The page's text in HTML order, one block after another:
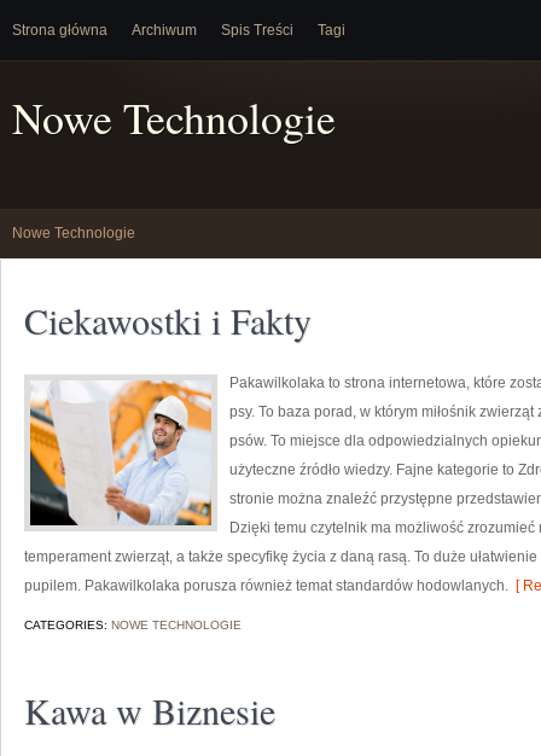
Strona główna Archiwum Spis Treści Tagi
Nowe Technologie
Nowe Technologie
Ciekawostki i Fakty
Pakawilkolaka to strona internetowa, które
psy. To baza porad, w którym miłośnik
psów. To miejsce dla odpowiedzialnych
użyteczne źródło wiedzy. Fajne kategorie to
stronie można znaleźć przystępne
Dzięki temu czytelnik ma możliwość
temperament zwierząt, a także specyfikę życia z daną rasą. To duże
pupilem. Pakawilkolaka porusza również temat standardów hodowlanych. [
CATEGORIES: NOWE TECHNOLOGIE
Kawa w Biznesie